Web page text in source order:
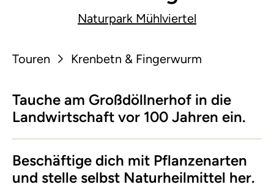
Naturpark Mühlviertel
Touren Krenbetn & Fingerwurm
Tauche am Großdöllnerhof in die
Landwirtschaft vor 100 Jahren ein.
Beschäftige dich mit Pflanzenarten
und stelle selbst Naturheilmittel her.